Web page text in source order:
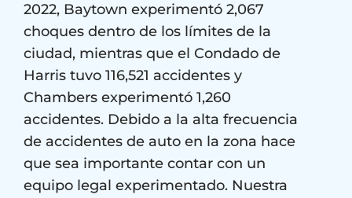
2022, Baytown experimentó 2,067
choques dentro de los límites de la
ciudad, mientras que el Condado de
Harris tuvo 116,521 accidentes y
Chambers experimentó 1,260
accidentes. Debido a la alta frecuencia
de accidentes de auto en la zona hace
que sea importante contar con un
equipo legal experimentado. Nuestra